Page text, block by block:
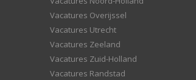
Vacatures Overijssel
Vacatures Utrecht
Vacatures Zeeland
Vacatures Zuid-Holland
Vacatures Randstad